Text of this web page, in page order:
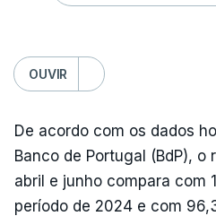
OUVIR
De acordo com os dados
Banco de Portugal (BdP), o
abril e junho compara com
período de 2024 e com